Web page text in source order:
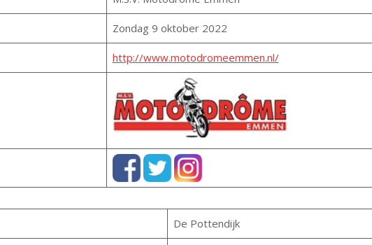
Zondag 9 oktober 2022
http://www.motodromeemmen.nl/
De Pottendijk